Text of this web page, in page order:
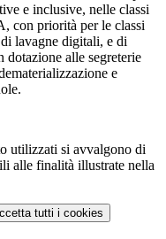
e inclusive, nelle classi
con priorità per le classi
lavagne digitali, e di
dotazione alle segreterie
e
utilizzati si avvalgono di
alle finalità illustrate nella
tutti i cookies